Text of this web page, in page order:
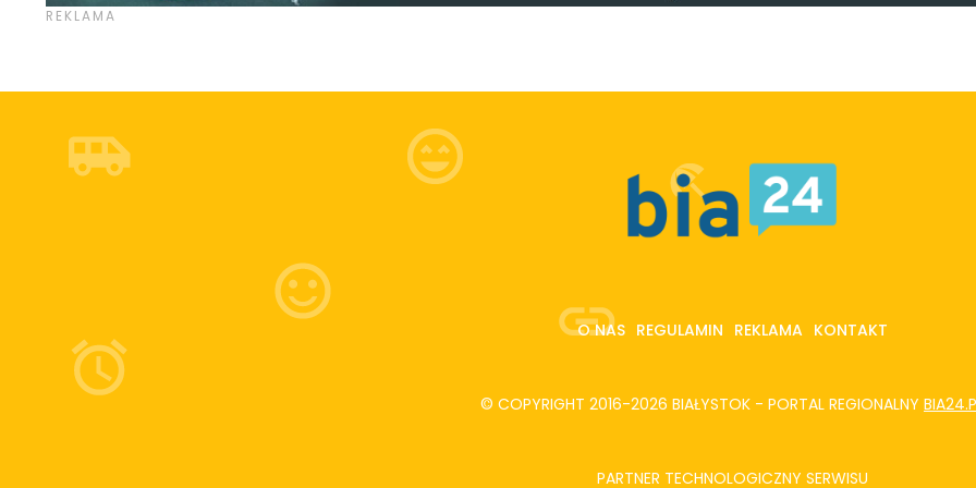
O NAS REGULAMIN REKLAMA KONTAKT
© COPYRIGHT 2016-2026 BIAŁYSTOK - PORTAL REGIONALNY
PARTNER TECHNOLOGICZNY SERWISU